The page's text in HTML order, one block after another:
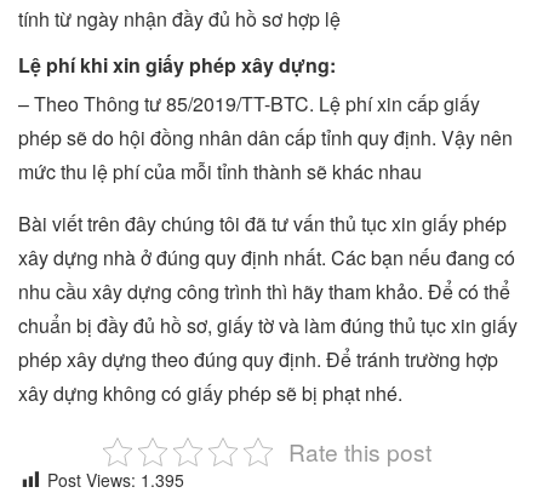
tính từ ngày nhận đầy đủ hồ sơ hợp lệ
Lệ phí khi xin giấy phép xây dựng:
– Theo Thông tư 85/2019/TT-BTC. Lệ phí xin cấp giấy
phép sẽ do hội đồng nhân dân cấp tỉnh quy định. Vậy nên
mức thu lệ phí của mỗi tỉnh thành sẽ khác nhau
Bài viết trên đây chúng tôi đã tư vấn thủ tục xin giấy phép
xây dựng nhà ở đúng quy định nhất. Các bạn nếu đang có
nhu cầu xây dựng công trình thì hãy tham khảo. Để có thể
chuẩn bị đầy đủ hồ sơ, giấy tờ và làm đúng thủ tục xin giấy
phép xây dựng theo đúng quy định. Để tránh trường hợp
xây dựng không có giấy phép sẽ bị phạt nhé.
Rate this post
Post Views: 1.395